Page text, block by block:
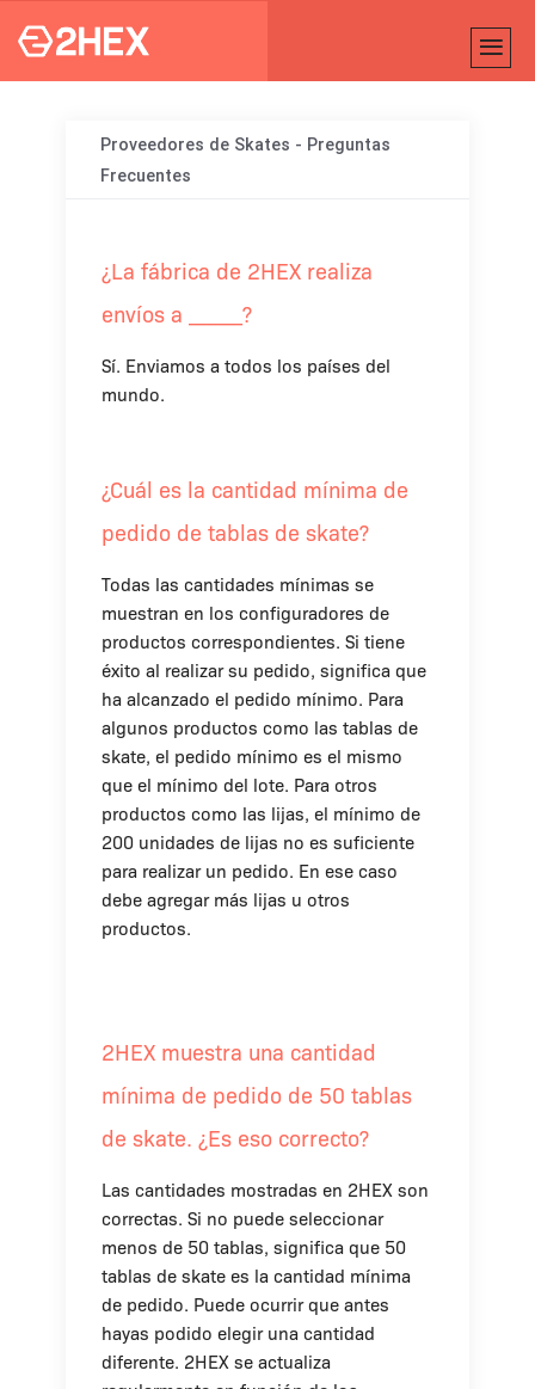
Proveedores de Skates - Preguntas
Frecuentes
¿La fábrica de 2HEX realiza
envíos a _____?
Sí. Enviamos a todos los países del
mundo.
¿Cuál es la cantidad mínima de
pedido de tablas de skate?
Todas las cantidades mínimas se
muestran en los configuradores de
productos correspondientes. Si tiene
éxito al realizar su pedido, significa que
ha alcanzado el pedido mínimo. Para
algunos productos como las tablas de
skate, el pedido mínimo es el mismo
que el mínimo del lote. Para otros
productos como las lijas, el mínimo de
200 unidades de lijas no es suficiente
para realizar un pedido. En ese caso
debe agregar más lijas u otros
productos.
2HEX muestra una cantidad
mínima de pedido de 50 tablas
de skate. ¿Es eso correcto?
Las cantidades mostradas en 2HEX son
correctas. Si no puede seleccionar
menos de 50 tablas, significa que 50
tablas de skate es la cantidad mínima
de pedido. Puede ocurrir que antes
hayas podido elegir una cantidad
diferente. 2HEX se actualiza